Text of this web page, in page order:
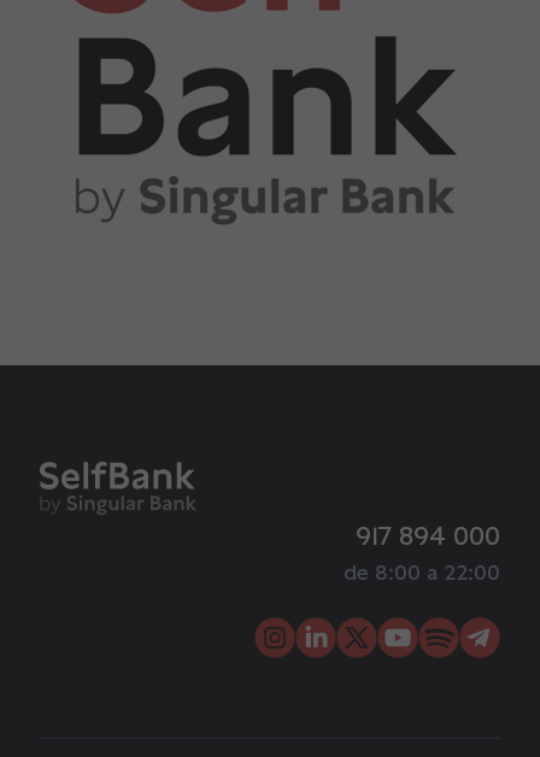
917 894 000
de 8:00 a 22:00